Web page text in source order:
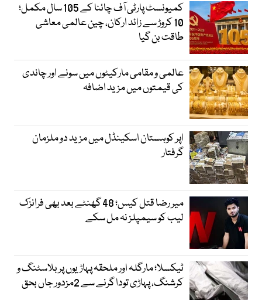
کمیونسٹ پارٹی آف چائنا کے 105 سال مکمل؛
10 کروڑ سے زائد ارکان، چین عالمی معاشی
طاقت بن گیا
عالمی و مقامی مارکیٹوں میں سونے اور چاندی
کی قیمتوں میں مزید اضافہ
اپر کوہستان اسکینڈل میں مزید دو ملزمان
گرفتار
میر رضا قتل کیس؛ 48 گھنٹے بعد بھی فرانزک
لیب کو سیمپلز نہ مل سکے
ٹیکسلا؛ مارگلہ اور ملحقہ پہاڑیوں پر بلاسٹنگ و
کرشنگ، پہاڑی تودا گرنے سے 2مزدور جاں بحق